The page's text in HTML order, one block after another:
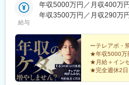
くりこま高原駅、長町一丁
青谷駅、天ケ瀬駅、有佐駅
西町駅、具同駅、浜崎駅、
駅(三重県)、三瀬谷駅、南
駅(滋賀県)、堅田駅、近江
鴨宮駅、三沢駅(青森県)、
Ｒいしかわ鉄道線)、九重駅
給与
年収5000万円／月収400万
年収3500万円／月収290万
ーテレアポ・
★年収5000万
★月給＋イン
★完全週休2日